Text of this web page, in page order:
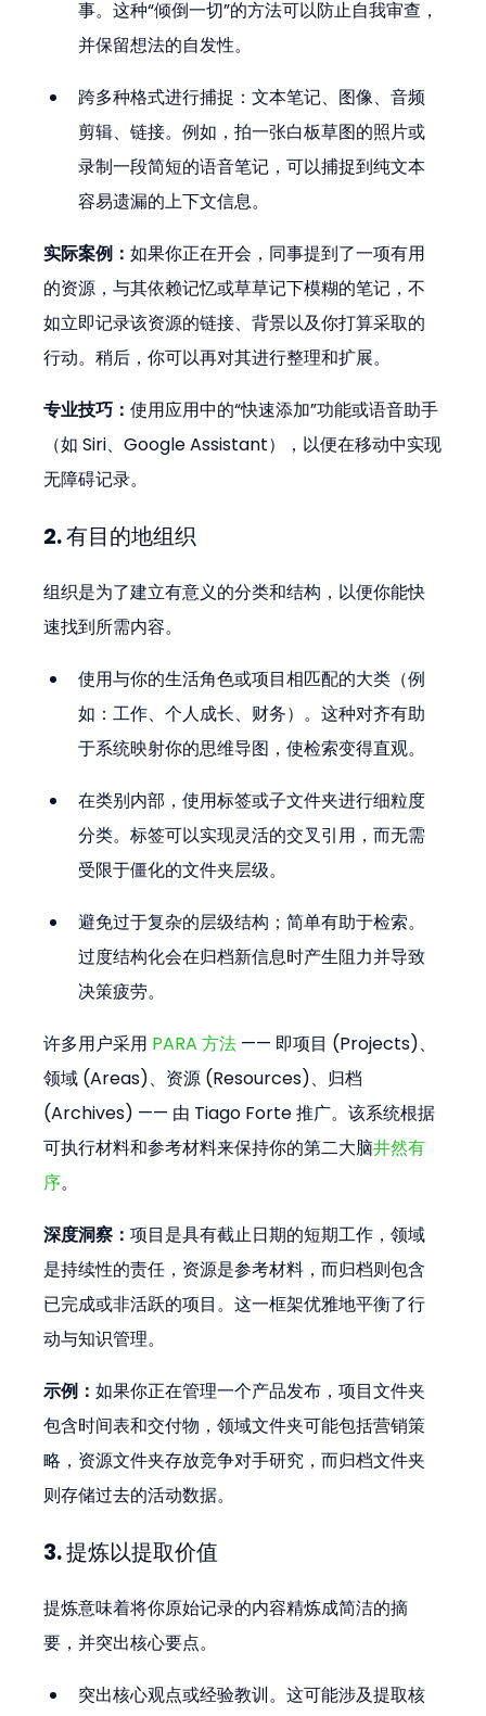
事。这种“倾倒一切”的方法可以防止自我审查，
并保留想法的自发性。
跨多种格式进行捕捉：文本笔记、图像、音频
剪辑、链接。例如，拍一张白板草图的照片或
录制一段简短的语音笔记，可以捕捉到纯文本
容易遗漏的上下文信息。
实际案例：如果你正在开会，同事提到了一项有用
的资源，与其依赖记忆或草草记下模糊的笔记，不
如立即记录该资源的链接、背景以及你打算采取的
行动。稍后，你可以再对其进行整理和扩展。
专业技巧：使用应用中的“快速添加”功能或语音助手
（如 Siri、Google Assistant），以便在移动中实现
无障碍记录。
2. 有目的地组织
组织是为了建立有意义的分类和结构，以便你能快
速找到所需内容。
使用与你的生活角色或项目相匹配的大类（例
如：工作、个人成长、财务）。这种对齐有助
于系统映射你的思维导图，使检索变得直观。
在类别内部，使用标签或子文件夹进行细粒度
分类。标签可以实现灵活的交叉引用，而无需
受限于僵化的文件夹层级。
避免过于复杂的层级结构；简单有助于检索。
过度结构化会在归档新信息时产生阻力并导致
决策疲劳。
许多用户采用 PARA 方法 —— 即项目 (Projects)、
领域 (Areas)、资源 (Resources)、归档
(Archives) —— 由 Tiago Forte 推广。该系统根据
可执行材料和参考材料来保持你的第二大脑井然有
序。
深度洞察：项目是具有截止日期的短期工作，领域
是持续性的责任，资源是参考材料，而归档则包含
已完成或非活跃的项目。这一框架优雅地平衡了行
动与知识管理。
示例：如果你正在管理一个产品发布，项目文件夹
包含时间表和交付物，领域文件夹可能包括营销策
略，资源文件夹存放竞争对手研究，而归档文件夹
则存储过去的活动数据。
3. 提炼以提取价值
提炼意味着将你原始记录的内容精炼成简洁的摘
要，并突出核心要点。
突出核心观点或经验教训。这可能涉及提取核